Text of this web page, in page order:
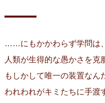
……にもかかわらず学問は、
人類が生得的な愚かさを
もしかして唯一の装置なん
われわれがキミたちに手渡